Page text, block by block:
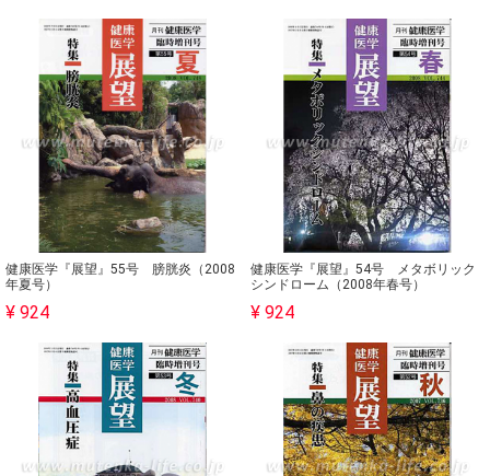
健康医学『展望』55号 膀胱炎（2008
年夏号）
¥ 924
健康医学『展望』54号 メタボリック
シンドローム（2008年春号）
¥ 924